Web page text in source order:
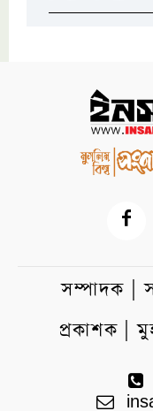
সম্পাদক |
প্রকাশক |